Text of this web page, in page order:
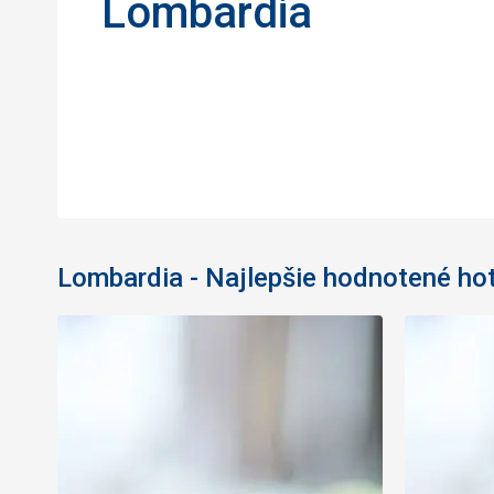
Lombardia
Lombardia - Najlepšie hodnotené